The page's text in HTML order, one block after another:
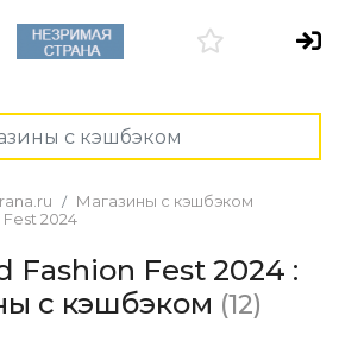
Магазины с кэшбэком
2024
Fashion Fest 2024 :
с кэшбэком (12)